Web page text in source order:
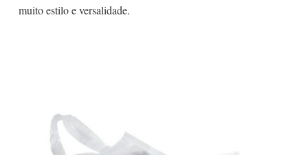
muito estilo e versalidade.